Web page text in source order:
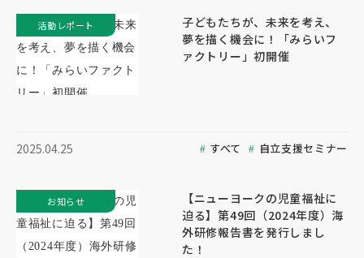
子どもたちが、未来を考え、
夢を描く機会に！「みらいフ
ァクトリー」初開催
2025.04.25 すべて 自立支援セミナー
活動レポート
【ニューヨークの児童福祉に
迫る】第49回（2024年度）海
外研修報告書を発行しまし
た！
お知らせ